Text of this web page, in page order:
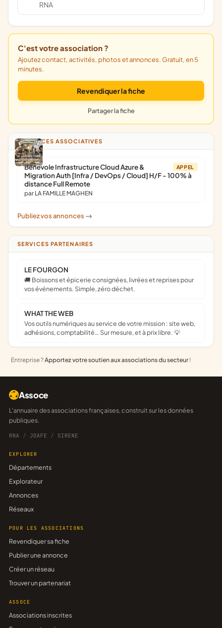
RNA
C'est votre association ?
Ajoutez contact, activités, photos et annonces. Gratuit, en 5
minutes.
Revendiquer la fiche
Partager la fiche
ANNONCES ASSOCIATIVES
APPEL
Bénévole Infrastructure Cloud Azure &
Migration Auth [Infra / DevOps / Cloud] H/F - 100% à
distance Full Remote
par LA FAMILLE MAGHEN
Publiez vos annonces ->
SERVICES PARTENAIRES
LE FOURGON
🚚 Boissons et épicerie consignées, livrées et reprises pour
vos événements. Simple, zéro déchet.
WHAT THE WEB
Vos outils numériques au service de votre mission : site web,
adhésions, comptabilité… Sur mesure, et à prix libre. 💡
Entreprise ?Apportez votre soutien aux associations du secteur !
Assoce
L'annuaire des associations françaises, construit sur les données
publiques.
RNA / JOAFE / SIRENE
EXPLORER
Départements
Explorateur
Annonces
Réseaux
POUR LES ASSOCIATIONS
Revendiquer sa fiche
Publier une annonce
Créer un réseau
Trouver un partenariat
ASSOCE
Associations inscrites